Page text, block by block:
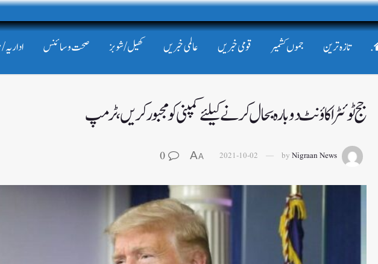
. تازہ ترین جموں کشمیر قومی خبریں عالمی خبریں کھیل/شوبز صحت و سائنس
جج ٹوئٹر اکاؤنٹ دوبارہ بحال کرنے کیلئے کمپنی کو مجبور کریں، ٹرمپ
by Nigraan News
2021-10-02
A
A